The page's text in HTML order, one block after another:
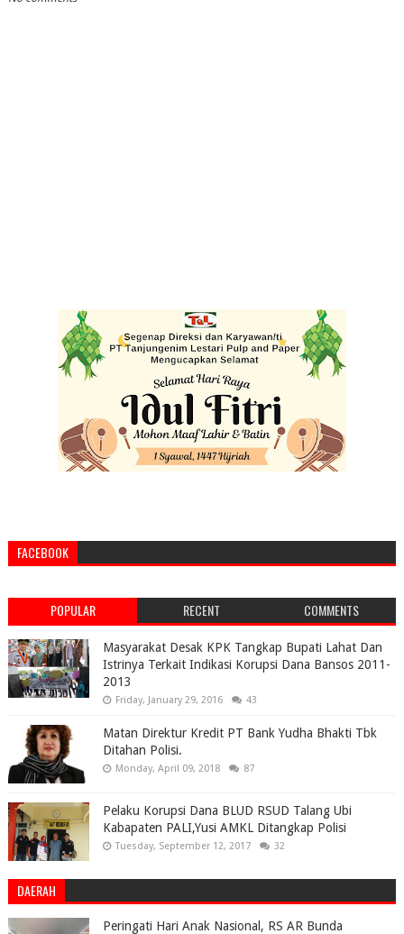
FACEBOOK
POPULAR RECENT COMMENTS
Masyarakat Desak KPK Tangkap Bupati Lahat Dan
Istrinya Terkait Indikasi Korupsi Dana Bansos 2011-
2013
Friday, January 29, 2016 43
Matan Direktur Kredit PT Bank Yudha Bhakti Tbk
Ditahan Polisi.
Monday, April 09, 2018 87
Pelaku Korupsi Dana BLUD RSUD Talang Ubi
Kabapaten PALI,Yusi AMKL Ditangkap Polisi
Tuesday, September 12, 2017 32
DAERAH
Peringati Hari Anak Nasional, RS AR Bunda